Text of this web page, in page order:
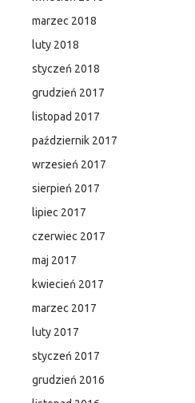
marzec 2018
luty 2018
styczeń 2018
grudzień 2017
listopad 2017
październik 2017
wrzesień 2017
sierpień 2017
lipiec 2017
czerwiec 2017
maj 2017
kwiecień 2017
marzec 2017
luty 2017
styczeń 2017
grudzień 2016